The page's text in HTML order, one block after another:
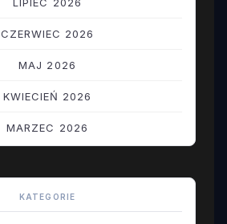
CZERWIEC 2026
MAJ 2026
KWIECIEŃ 2026
MARZEC 2026
KATEGORIE